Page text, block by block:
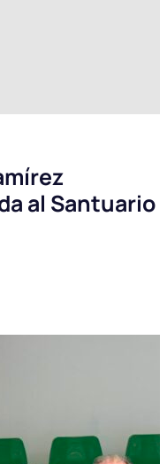
al Santuario